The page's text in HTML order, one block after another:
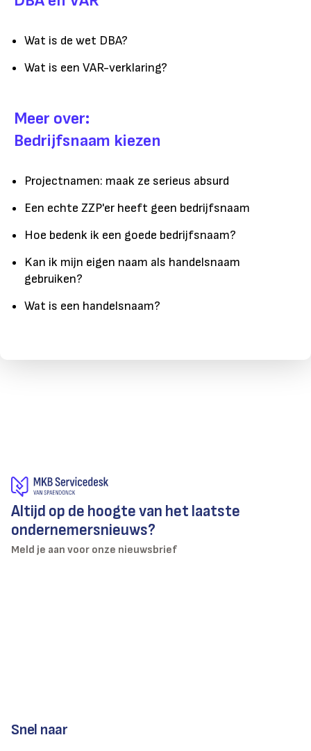
Wat is de wet DBA?
Wat is een VAR-verklaring?
Meer over:
Bedrijfsnaam kiezen
Projectnamen: maak ze serieus absurd
Een echte ZZP'er heeft geen bedrijfsnaam
Hoe bedenk ik een goede bedrijfsnaam?
Kan ik mijn eigen naam als handelsnaam
gebruiken?
Wat is een handelsnaam?
Altijd op de hoogte van het laatste
ondernemersnieuws?
Meld je aan voor onze nieuwsbrief
Snel naar